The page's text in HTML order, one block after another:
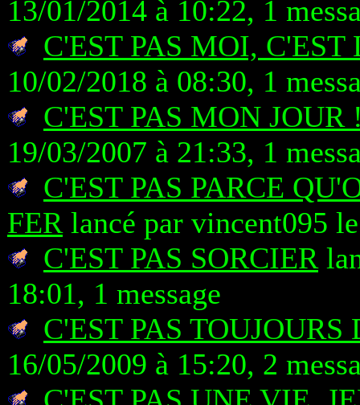
13/01/2014 à 10:22, 1
C'EST PAS MOI,
10/02/2018 à 08:30, 1
C'EST PAS MON JOUR
19/03/2007 à 21:33, 1
C'EST PAS PARCE
FER lancé par vincent095
C'EST PAS SORCIER
18:01, 1 message
C'EST PAS
16/05/2009 à 15:20, 2